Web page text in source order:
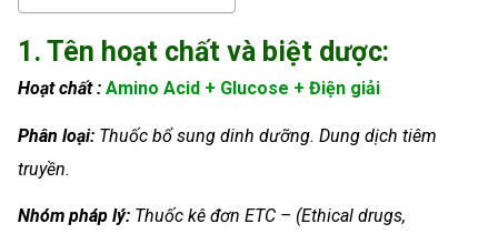
1. Tên hoạt chất và biệt dược:
Hoạt chất : Amino Acid + Glucose + Điện giải
Phân loại: Thuốc bổ sung dinh dưỡng. Dung dịch tiêm
truyền.
Nhóm pháp lý: Thuốc kê đơn ETC – (Ethical drugs,